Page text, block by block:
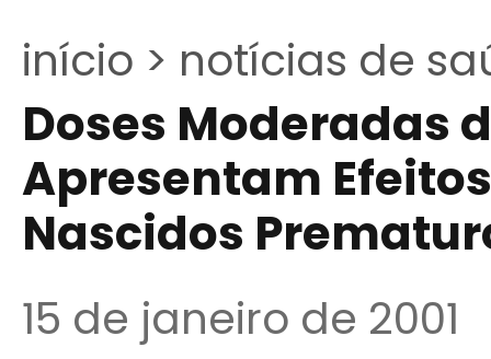
início > notícias de
Doses Moderadas
Apresentam
Nascidos
15 de janeiro de 2001